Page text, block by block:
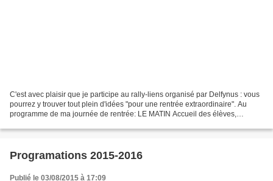
C'est avec plaisir que je participe au rally-liens organisé par Delfynus : vous
pourrez y trouver tout plein d'idées "pour une rentrée extraordinaire". Au
programme de ma journée de rentrée: LE MATIN Accueil des élèves,
Programations 2015-2016
Publié le 03/08/2015 à 17:09